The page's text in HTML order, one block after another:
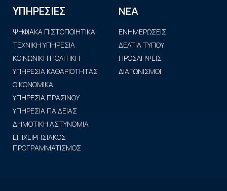
ΥΠΗΡΕΣΙΕΣ
ΨΗΦΙΑΚΑ ΠΙΣΤΟΠΟΙΗΤΙΚΑ
ΤΕΧΝΙΚΗ ΥΠΗΡΕΣΙΑ
ΚΟΙΝΩΝΙΚΗ ΠΟΛΙΤΙΚΗ
ΥΠΗΡΕΣΙΑ ΚΑΘΑΡΙΟΤΗΤΑΣ
ΟΙΚΟΝΟΜΙΚΑ
ΥΠΗΡΕΣΙΑ ΠΡΑΣΙΝΟΥ
ΥΠΗΡΕΣΙΑ ΠΑΙΔΕΙΑΣ
ΔΗΜΟΤΙΚΗ ΑΣΤΥΝΟΜΙΑ
ΕΠΙΧΕΙΡΗΣΙΑΚΟΣ
ΠΡΟΓΡΑΜΜΑΤΙΣΜΟΣ
ΝΕΑ
ΕΝΗΜΕΡΩΣΕΙΣ
ΔΕΛΤΙΑ ΤΥΠΟΥ
ΠΡΟΣΛΗΨΕΙΣ
ΔΙΑΓΩΝΙΣΜΟΙ